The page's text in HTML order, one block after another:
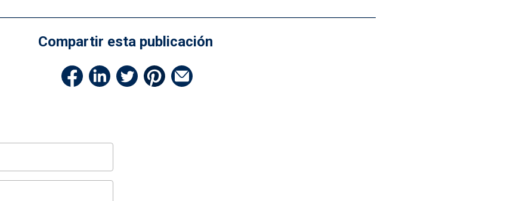
Compartir esta publicación